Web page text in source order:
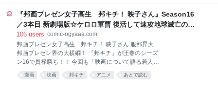
返すまい」と
は『いぬまるだしっ』など、『週刊少年ジャンプ』連
載陣だったことでも知られる両氏に、過酷すぎる当時
の週刊連載について振り返ってもらった。 ──お二人
がXに投稿した、つの丸先生の写真がネットで大きな
話題になっていました。 大石：偶然なんです。新人ギ
ャグ漫画の審査会である手塚賞・赤塚賞の受賞者と撮
った写真をXに上げたら、諸事情で「消してくれ」と
『邦画プレゼン女子高生 邦キチ！ 映子さん』Season16
／3本目 新劇場版☆ケロロ軍曹 復活して速攻地球滅亡の危
機であります！ - 服部昇大 | COMIC OGYAAA!!
106 users comic-ogyaaa.com
邦画プレゼン女子高生 邦キチ！ 映子さん 服部昇大
邦画プレゼン界の大横綱！ 『邦キチ』が圧巻のシーズ
ン16で貫禄勝ち！！ 今回も「映画について語る若人の
部」を舞台に、比類なき邦画中毒女子高生・邦キチ
が、まずまずの洋画好きな部長・洋一を相手に絶妙な
漫画 映画 邦キチ アニメ あとで読む